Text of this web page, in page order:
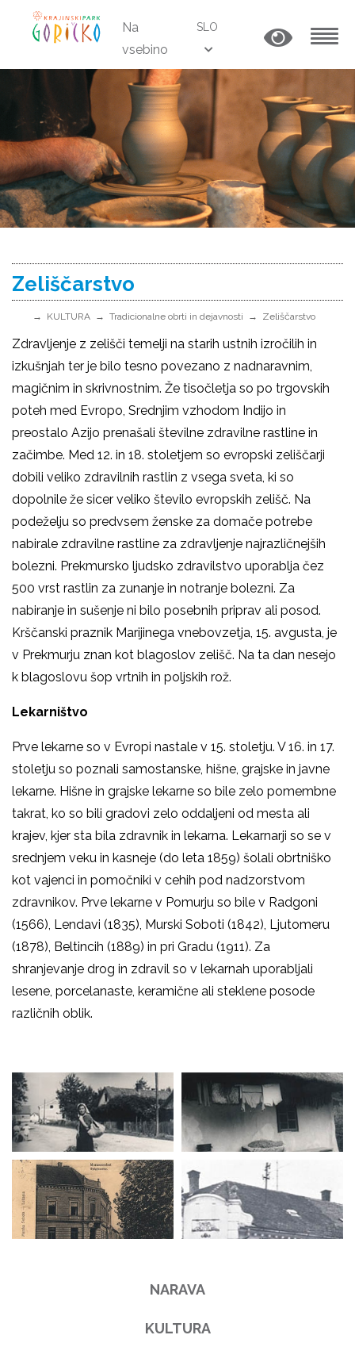
Na
vsebino
SLO
Zeliščarstvo
KULTURA Tradicionalne obrti in dejavnosti Zeliščarstvo
Zdravljenje z zelišči temelji na starih ustnih izročilih in
izkušnjah ter je bilo tesno povezano z nadnaravnim,
magičnim in skrivnostnim. Že tisočletja so po trgovskih
poteh med Evropo, Srednjim vzhodom Indijo in
preostalo Azijo prenašali številne zdravilne rastline in
začimbe. Med 12. in 18. stoletjem so evropski zeliščarji
dobili veliko zdravilnih rastlin z vsega sveta, ki so
dopolnile že sicer veliko število evropskih zelišč. Na
podeželju so predvsem ženske za domače potrebe
nabirale zdravilne rastline za zdravljenje najrazličnejših
bolezni. Prekmursko ljudsko zdravilstvo uporablja čez
500 vrst rastlin za zunanje in notranje bolezni. Za
nabiranje in sušenje ni bilo posebnih priprav ali posod.
Krščanski praznik Marijinega vnebovzetja, 15. avgusta, je
v Prekmurju znan kot blagoslov zelišč. Na ta dan nesejo
k blagoslovu šop vrtnih in poljskih rož.
Lekarništvo
Prve lekarne so v Evropi nastale v 15. stoletju. V 16. in 17.
stoletju so poznali samostanske, hišne, grajske in javne
lekarne. Hišne in grajske lekarne so bile zelo pomembne
takrat, ko so bili gradovi zelo oddaljeni od mesta ali
krajev, kjer sta bila zdravnik in lekarna. Lekarnarji so se v
srednjem veku in kasneje (do leta 1859) šolali obrtniško
kot vajenci in pomočniki v cehih pod nadzorstvom
zdravnikov. Prve lekarne v Pomurju so bile v Radgoni
(1566), Lendavi (1835), Murski Soboti (1842), Ljutomeru
(1878), Beltincih (1889) in pri Gradu (1911). Za
shranjevanje drog in zdravil so v lekarnah uporabljali
lesene, porcelanaste, keramične ali steklene posode
različnih oblik.
NARAVA
KULTURA